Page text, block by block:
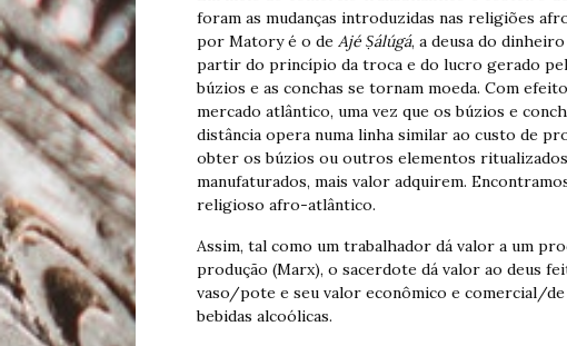
foram as mudanças introduzidas nas religiões
por Matory é o de Ajé Ṣálúgá, a deusa do
partir do princípio da troca e do lucro gerado
búzios e as conchas se tornam moeda. Com
mercado atlântico, uma vez que os búzios e
distância opera numa linha similar ao custo de
obter os búzios ou outros elementos
manufaturados, mais valor adquirem.
religioso afro-atlântico.
Assim, tal como um trabalhador dá valor a um
produção (Marx), o sacerdote dá valor ao deus
vaso/pote e seu valor econômico e comercial/
bebidas alcoólicas.